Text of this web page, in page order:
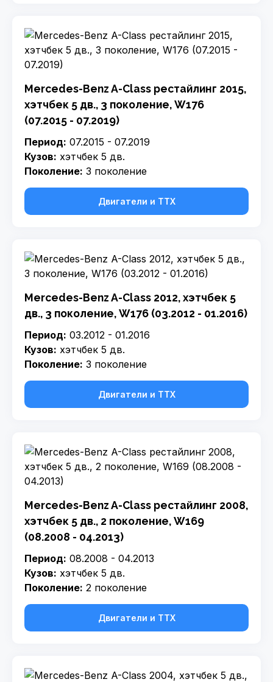
Mercedes-Benz A-Class рестайлинг 2015,
хэтчбек 5 дв., 3 поколение, W176
(07.2015 - 07.2019)
Период: 07.2015 - 07.2019
Кузов: хэтчбек 5 дв.
Поколение: 3 поколение
Двигатели и ТТХ
Mercedes-Benz A-Class 2012, хэтчбек 5
дв., 3 поколение, W176 (03.2012 - 01.2016)
Период: 03.2012 - 01.2016
Кузов: хэтчбек 5 дв.
Поколение: 3 поколение
Двигатели и ТТХ
Mercedes-Benz A-Class рестайлинг 2008,
хэтчбек 5 дв., 2 поколение, W169
(08.2008 - 04.2013)
Период: 08.2008 - 04.2013
Кузов: хэтчбек 5 дв.
Поколение: 2 поколение
Двигатели и ТТХ